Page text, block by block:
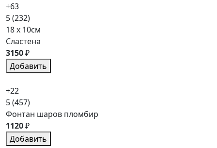
+63
5(232)
18 x 10см
Сластена
3150₽
Добавить
+22
5(457)
Фонтан шаров пломбир
1120₽
Добавить